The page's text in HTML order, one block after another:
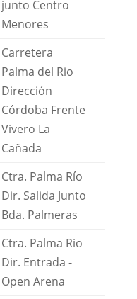
junto Centro
Menores
Carretera
Palma del Rio
Dirección
Córdoba Frente
Vivero La
Cañada
Ctra. Palma Río
Dir. Salida Junto
Bda. Palmeras
Ctra. Palma Rio
Dir. Entrada -
Open Arena